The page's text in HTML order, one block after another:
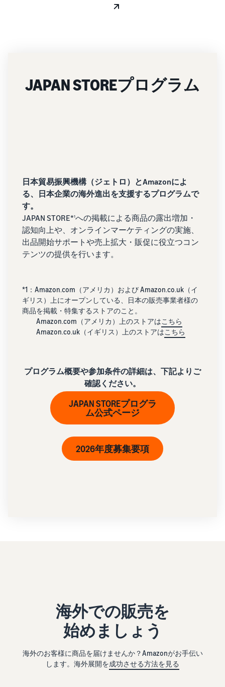
JAPAN STOREプログラム
日本貿易振興機構（ジェトロ）とAmazonによ
る、日本企業の海外進出を支援するプログラムで
す。
JAPAN STORE*1への掲載による商品の露出増加・
認知向上や、オンラインマーケティングの実施、
出品開始サポートや売上拡大・販促に役立つコン
テンツの提供を行います。
*1：Amazon.com（アメリカ）および Amazon.co.uk（イ
ギリス）上にオープンしている、日本の販売事業者様の
商品を掲載・特集するストアのこと。
Amazon.com（アメリカ）上のストアはこちら
Amazon.co.uk（イギリス）上のストアはこちら
プログラム概要や参加条件の詳細は、下記よりご
確認ください。
JAPAN STOREプログラ
ム公式ページ
2026年度募集要項
海外での販売を
始めましょう
海外のお客様に商品を届けませんか？Amazonがお手伝い
します。海外展開を成功させる方法を見る